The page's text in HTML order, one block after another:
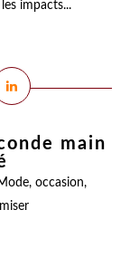
impacts...
main
, occasion,